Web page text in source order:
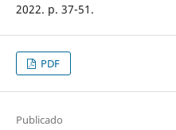
2022. p. 37-51.
PDF
Publicado